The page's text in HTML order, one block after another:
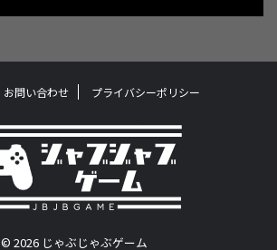
お問い合わせ プライバシーポリシー
© 2026 じゃぶじゃぶゲーム